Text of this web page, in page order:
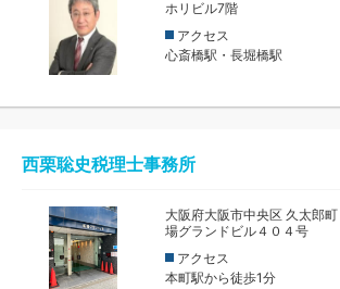
ホリビル7階
アクセス
心斎橋駅・長堀橋駅
西栗聡史税理士事務所
大阪府大阪市中央区 久太郎
場グランドビル４０４号
アクセス
本町駅から徒歩1分